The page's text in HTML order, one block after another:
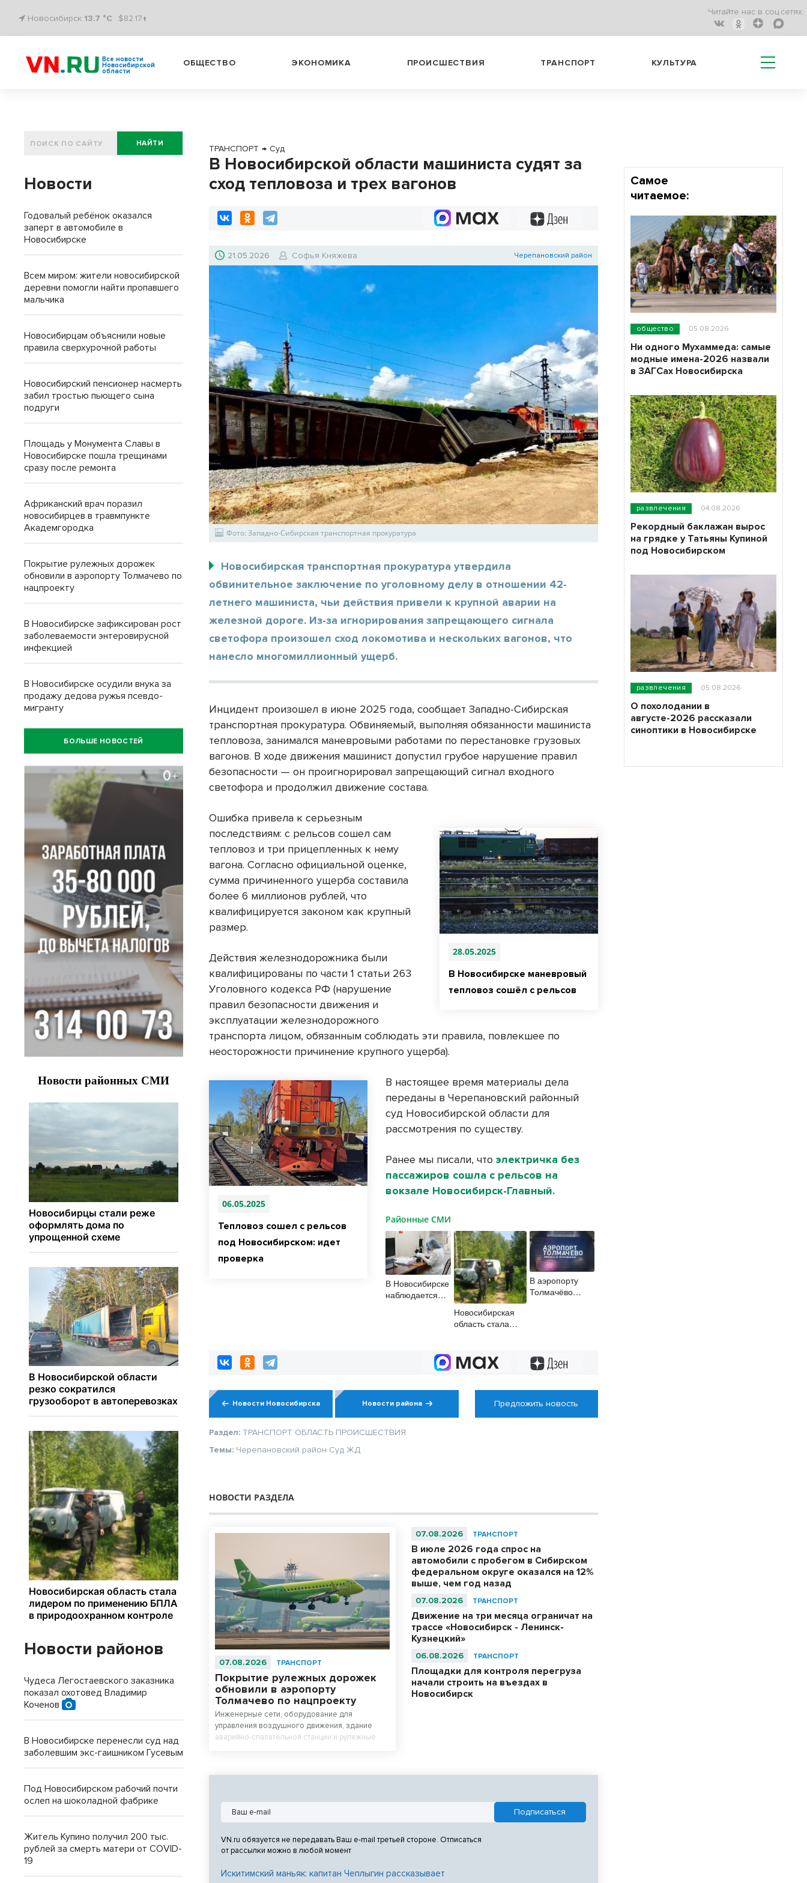
Новосибирск 13.7 °C $82.17↑
Читайте нас в соц.сетях:
Все новости
Новосибирской
области
ОБЩЕСТВО ЭКОНОМИКА ПРОИСШЕСТВИЯ ТРАНСПОРТ КУЛЬТУРА
ТРАНСПОРТ → Суд
В Новосибирской области машиниста судят за
сход тепловоза и трех вагонов
21.05.2026 Софья Княжева Черепановский район
Фото: Западно-Сибирская транспортная прокуратура
Новосибирская транспортная прокуратура утвердила
обвинительное заключение по уголовному делу в отношении 42-
летнего машиниста, чьи действия привели к крупной аварии на
железной дороге. Из-за игнорирования запрещающего сигнала
светофора произошел сход локомотива и нескольких вагонов, что
нанесло многомиллионный ущерб.
Инцидент произошел в июне 2025 года, сообщает Западно-Сибирская
транспортная прокуратура. Обвиняемый, выполняя обязанности машиниста
тепловоза, занимался маневровыми работами по перестановке грузовых
вагонов. В ходе движения машинист допустил грубое нарушение правил
безопасности — он проигнорировал запрещающий сигнал входного
светофора и продолжил движение состава.
28.05.2025
В Новосибирске маневровый
тепловоз сошёл с рельсов
Ошибка привела к серьезным
последствиям: с рельсов сошел сам
тепловоз и три прицепленных к нему
вагона. Согласно официальной оценке,
сумма причиненного ущерба составила
более 6 миллионов рублей, что
квалифицируется законом как крупный
размер.
Действия железнодорожника были
квалифицированы по части 1 статьи 263
Уголовного кодекса РФ (нарушение
правил безопасности движения и
эксплуатации железнодорожного
транспорта лицом, обязанным соблюдать эти правила, повлекшее по
неосторожности причинение крупного ущерба).
06.05.2025
Тепловоз сошел с рельсов
под Новосибирском: идет
проверка
В настоящее время материалы дела
переданы в Черепановский районный
суд Новосибирской области для
рассмотрения по существу.
Ранее мы писали, чтоэлектричка без
пассажиров сошла с рельсов на
вокзале Новосибирск-Главный.
Районные СМИ
В Новосибирске
наблюдается
Новосибирская
область стала
БПЛА в
природоохранном
В аэропорту
Толмачёво
Новости Новосибирска Новости района Предложить новость
Раздел: ТРАНСПОРТ ОБЛАСТЬ ПРОИСШЕСТВИЯ
Темы: Черепановский район Суд ЖД
НОВОСТИ РАЗДЕЛА
07.08.2026 ТРАНСПОРТ
Покрытие рулежных дорожек
обновили в аэропорту
Толмачево по нацпроекту
Инженерные сети, оборудование для
управления воздушного движения, здание
аварийно-спасательной станции и рулежные
07.08.2026 ТРАНСПОРТ
В июле 2026 года спрос на
автомобили с пробегом в Сибирском
федеральном округе оказался на 12%
выше, чем год назад
07.08.2026 ТРАНСПОРТ
Движение на три месяца ограничат на
трассе «Новосибирск - Ленинск-
Кузнецкий»
06.08.2026 ТРАНСПОРТ
Площадки для контроля перегруза
начали строить на въездах в
Новосибирск
VN.ru обязуется не передавать Ваш e-mail третьей стороне. Отписаться
от рассылки можно в любой момент
Искитимский маньяк: капитан Чеплыгин рассказывает
НАЙТИ
Новости
Годовалый ребёнок оказался
заперт в автомобиле в
Новосибирске
Всем миром: жители новосибирской
деревни помогли найти пропавшего
мальчика
Новосибирцам объяснили новые
правила сверхурочной работы
Новосибирский пенсионер насмерть
забил тростью пьющего сына
подруги
Площадь у Монумента Славы в
Новосибирске пошла трещинами
сразу после ремонта
Африканский врач поразил
новосибирцев в травмпункте
Академгородка
Покрытие рулежных дорожек
обновили в аэропорту Толмачево по
нацпроекту
В Новосибирске зафиксирован рост
заболеваемости энтеровирусной
инфекцией
В Новосибирске осудили внука за
продажу дедова ружья псевдо-
мигранту
БОЛЬШЕ НОВОСТЕЙ
Новости районов
Чудеса Легостаевского заказника
показал охотовед Владимир
Коченов
В Новосибирске перенесли суд над
заболевшим экс-гаишником Гусевым
Под Новосибирском рабочий почти
ослеп на шоколадной фабрике
Житель Купино получил 200 тыс.
рублей за смерть матери от COVID-
19
Самое
читаемое:
общество 05.08.2026
Ни одного Мухаммеда: самые
модные имена-2026 назвали
в ЗАГСах Новосибирска
развлечения 04.08.2026
Рекордный баклажан вырос
на грядке у Татьяны Купиной
под Новосибирском
развлечения 05.08.2026
О похолодании в
августе-2026 рассказали
синоптики в Новосибирске